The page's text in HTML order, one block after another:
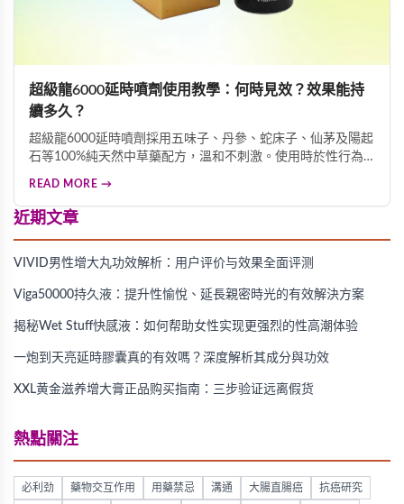
超級龍6000延時噴劑使用教學：何時見效？效果能持
續多久？
超級龍6000延時噴劑採用五味子、丹參、蛇床子、仙茅及陽起
石等100%純天然中草藥配方，溫和不刺激。使用時於性行為
無任何副作用，是改善早洩、提升親密體驗的優質選擇。
READ MORE →
近期文章
VIVID男性增大丸功效解析：用户评价与效果全面评测
Viga50000持久液：提升性愉悅、延長親密時光的有效解決方案
揭秘Wet Stuff快感液：如何帮助女性实现更强烈的性高潮体验
一炮到天亮延時膠囊真的有效嗎？深度解析其成分與功效
XXL黄金滋养增大膏正品购买指南：三步验证远离假货
熱點關注
必利劲 藥物交互作用 用藥禁忌 溝通 大腸直腸癌 抗癌研究